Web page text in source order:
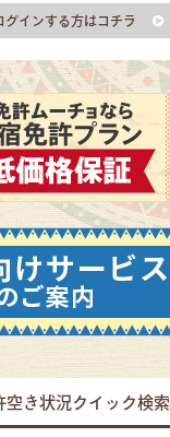
グインする方はコチラ
空き状況クイック検索